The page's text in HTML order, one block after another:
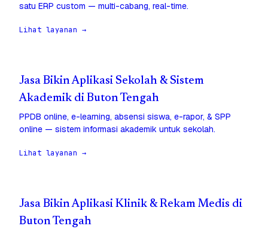
satu ERP custom — multi-cabang, real-time.
Lihat layanan →
Jasa Bikin Aplikasi Sekolah & Sistem
Akademik di Buton Tengah
PPDB online, e-learning, absensi siswa, e-rapor, & SPP
online — sistem informasi akademik untuk sekolah.
Lihat layanan →
Jasa Bikin Aplikasi Klinik & Rekam Medis di
Buton Tengah